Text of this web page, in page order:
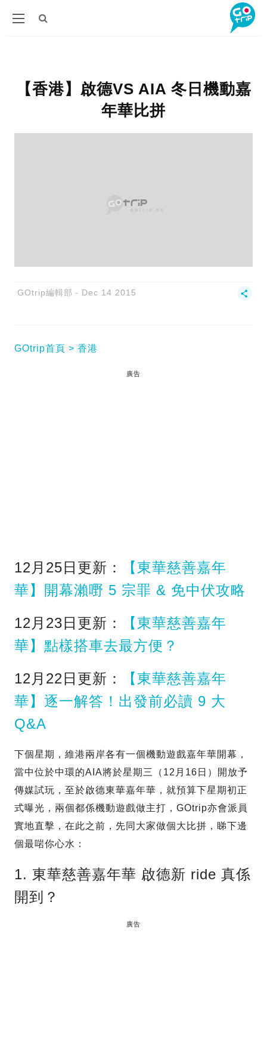
【香港】啟德VS AIA 冬日機動嘉
年華比拼
GOtrip編輯部 Dec 14 2015
GOtrip首頁 香港
廣告
12月25日更新：
【東華慈善嘉年
華】開幕瀨嘢 5 宗罪 & 免中伏攻略
12月23日更新：
【東華慈善嘉年
華】點樣搭車去最方便？
12月22日更新：
【東華慈善嘉年
華】逐一解答！出發前必讀 9 大
Q&A
下個星期，維港兩岸各有一個機動遊戲嘉年華開幕，
當中位於中環的AIA將於星期三（12月16日）開放予
傳媒試玩，至於啟德東華嘉年華，就預算下星期初正
式曝光，兩個都係機動遊戲做主打，GOtrip亦會派員
實地直擊，在此之前，先同大家做個大比拼，睇下邊
個最啱你心水：
1. 東華慈善嘉年華 啟德新 ride 真係
開到？
廣告